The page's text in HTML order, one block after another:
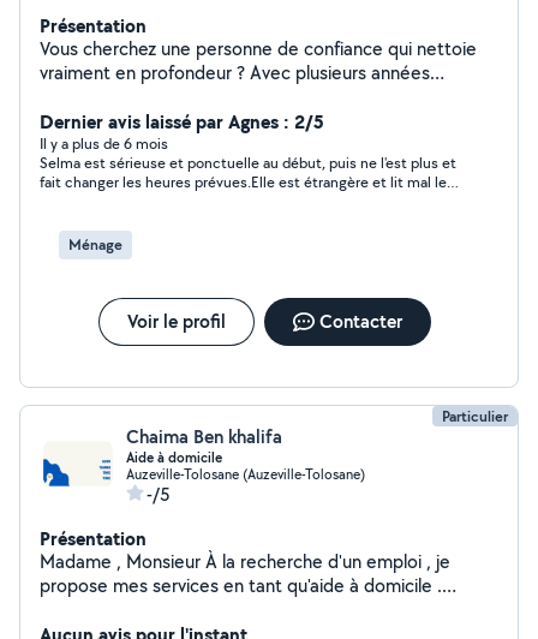
Présentation
Vous cherchez une personne de confiance qui nettoie
vraiment en profondeur ? Avec plusieurs années
nettoyage minutieux et soigné. Cuisine et salle de bain
impeccables Vitres, sols, canapés et toutes les surfaces
Matériel professionnel : vapeur, aspirateur et brosses
électriques Sérieuse, ponctuelle, rapide et très
de nettoyer, mais de vous faire retrouver le plaisir d'une
maison propre et saine
Dernier avis laissé par Agnes : 2/5
Il y a plus de 6 mois
Selma est sérieuse et ponctuelle au début, puis ne l'est plus et
fait changer les heures prévues.Elle est étrangère et lit mal le
l'employeur et ce qui est convenu.
Ménage
Voir le profil Contacter
Particulier
Chaima Ben khalifa
Aide à domicile
Auzeville-Tolosane (Auzeville-Tolosane)
-/5
Présentation
Madame , Monsieur À la recherche d'un emploi , je
propose mes services en tant qu'aide à domicile .
du bien être au quotidien . Je peux assurer l'entretien du